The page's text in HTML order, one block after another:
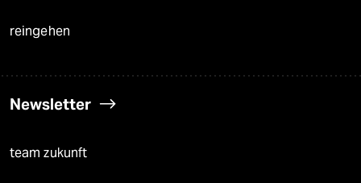
reingehen
Newsletter
team zukunft